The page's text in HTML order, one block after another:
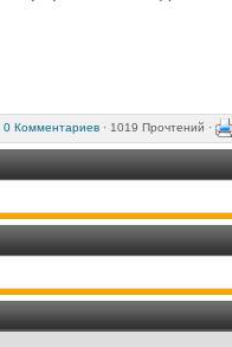
0 Комментариев· 1019 Прочтений ·